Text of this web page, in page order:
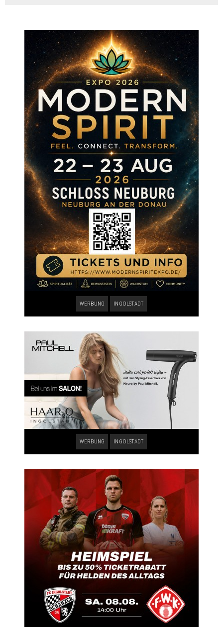
WERBUNG INGOLSTADT
WERBUNG INGOLSTADT